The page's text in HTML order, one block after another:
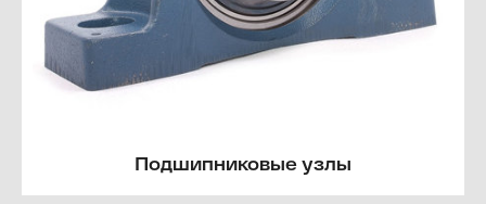
Подшипниковые узлы